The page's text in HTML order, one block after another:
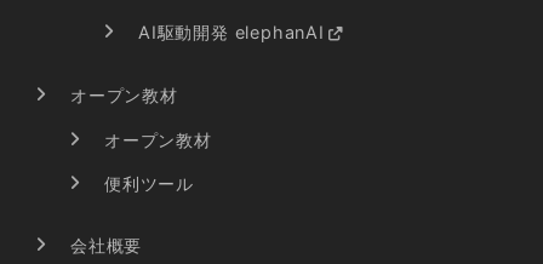
AI駆動開発 elephanAI
オープン教材
オープン教材
便利ツール
会社概要